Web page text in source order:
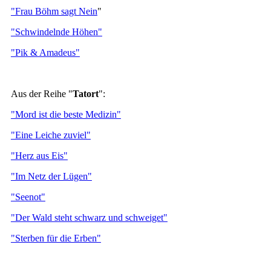
"Frau Böhm sagt Nein"
"Schwindelnde Höhen"
"Pik & Amadeus"
Aus der Reihe "Tatort":
"Mord ist die beste Medizin"
"Eine Leiche zuviel"
"Herz aus Eis"
"Im Netz der Lügen"
"Seenot"
"Der Wald steht schwarz und schweiget"
"Sterben für die Erben"